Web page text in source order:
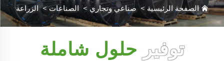
الصفحة الرئيسية > صناعي وتجاري >الصناعات>الزراعة
توفير حلول شاملة